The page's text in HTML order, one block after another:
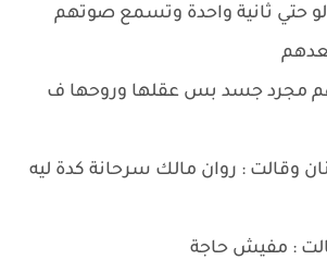
حتي ثانية واحدة وتسمع صوتهم
مجرد جسد بس عقلها وروحها ف
وقالت : روان مالك سرحانة كدة ليه
: مفيش حاجة